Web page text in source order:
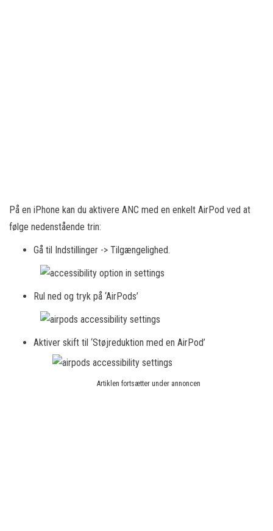
På en iPhone kan du aktivere ANC med en enkelt AirPod ved at
følge nedenstående trin:
Gå til Indstillinger -> Tilgængelighed.
Rul ned og tryk på ‘AirPods’
Aktiver skift til ‘Støjreduktion med en AirPod’
Artiklen fortsætter under annoncen